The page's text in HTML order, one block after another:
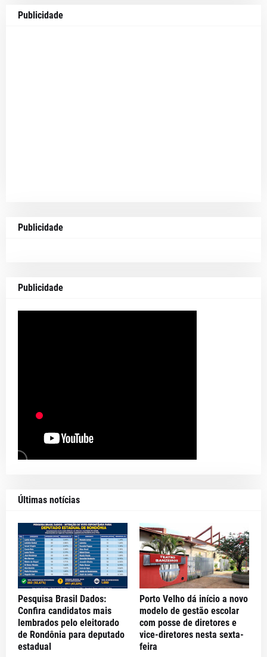
Publicidade
Publicidade
Publicidade
Últimas notícias
Pesquisa Brasil Dados:
Confira candidatos mais
lembrados pelo eleitorado
de Rondônia para deputado
estadual
Porto Velho dá início a novo
modelo de gestão escolar
com posse de diretores e
vice-diretores nesta sexta-
feira